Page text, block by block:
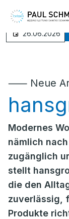
26.06.2026
⸺ Neue
Modernes
nämlich
zugänglich
stellt
die den
zuverlässig,
Produkte